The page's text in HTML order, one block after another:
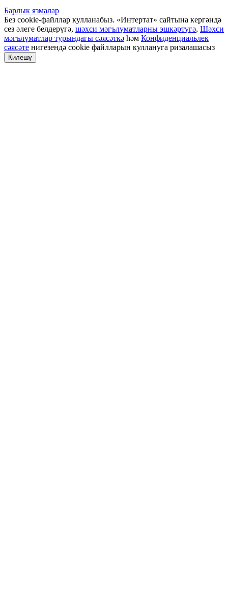
Барлык язмалар
Без cookie-файллар кулланабыз. «Интертат» сайтына кергәндә
сез әлеге белдерүгә, шәхси мәгълүматларны эшкәртүгә, Шәхси
мәгълүматлар турындагы сәясәткә һәм Конфиденциальлек
сәясәте нигезендә cookie файлларын куллануга ризалашасыз
Килешү